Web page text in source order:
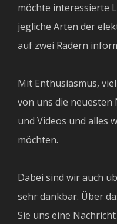
möchte interessierte
jegliche Arten der
auf zwei Rädern
Mit Enthusiasmus,
von uns die neuesten
und Videos und alles
möchten.
Dabei sind wir auch
sehr dankbar. Über
Sie uns eine